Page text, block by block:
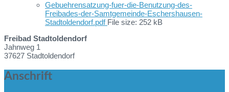
Gebuehrensatzung-fuer-die-Benutzung-des-
Freibades-der-Samtgemeinde-Eschershausen-
Stadtoldendorf.pdf File size: 252 kB
Freibad Stadtoldendorf
Jahnweg 1
37627 Stadtoldendorf
Anschrift